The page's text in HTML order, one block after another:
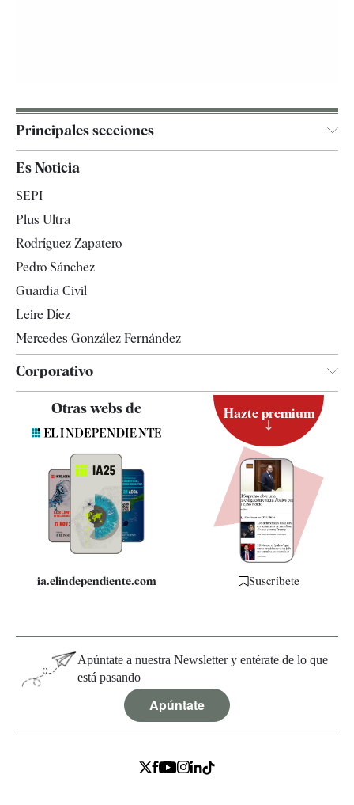
Principales secciones
España
Televisión
Es Noticia
SEPI
Plus Ultra
Rodríguez Zapatero
Pedro Sánchez
Guardia Civil
Leire Díez
Mercedes González Fernández
Corporativo
Contacto
Quiénes somos
Especificaciones
Otras webs de
ia.elindependiente.com
Hazte premium
Suscríbete
Apúntate a nuestra Newsletter y entérate de lo que
está pasando
Apúntate